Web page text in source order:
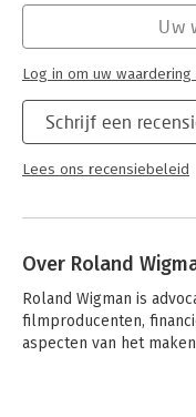
Jongbloed:
Schrijf een
Lees ons recensiebeleid
Uw
Log in om uw
Over Roland
Roland Wigman is
filmproducenten,
aspecten van het